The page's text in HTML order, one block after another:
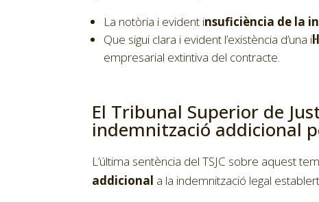
La notòria i evident insuficiència de la
Que sigui clara i evident l’existència d’una i
empresarial extintiva del contracte.
El Tribunal Superior de
indemnització addicional
L’última sentència del TSJC sobre aquest
addicional a la indemnització legal